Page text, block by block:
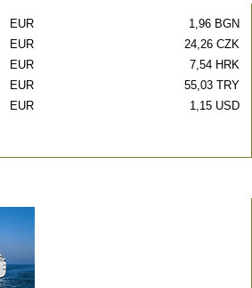
EUR
1,96 BGN
EUR
24,26 CZK
EUR
7,54 HRK
EUR
55,03 TRY
EUR
1,15 USD